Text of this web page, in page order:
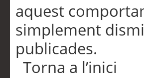
aquest
simplement
publicades.
Torna a l’inici